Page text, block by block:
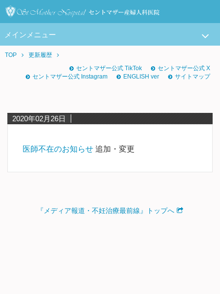
メインメニュー
TOP
更新履歴
セントマザー公式 TikTok
セントマザー公式 X
セントマザー公式 Instagram
ENGLISH ver サイトマップ
2020年02月26日
医師不在のお知らせ 追加・変更
『メディア報道・不妊治療最前線』トップへ